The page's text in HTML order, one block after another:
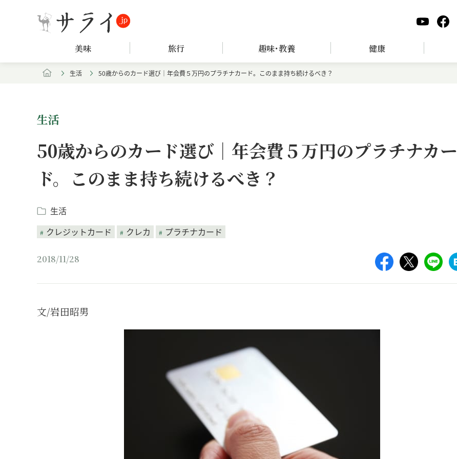
美味 旅行 趣味･教養 健康
生活 50歳からのカード選び｜年会費５万円のプラチナカード。このまま持ち続けるべき？
生活
50歳からのカード選び｜年会費５万円のプラチナカー
ド。このまま持ち続けるべき？
生活
クレジットカード
クレカ プラチナカード
2018/11/28
文/岩田昭男